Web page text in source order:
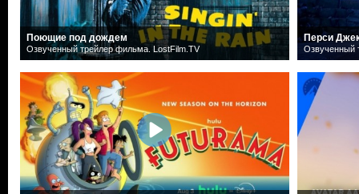
Поющие под дождем
Озвученный трейлер фильма. LostFilm.TV
Перси
Озвученный